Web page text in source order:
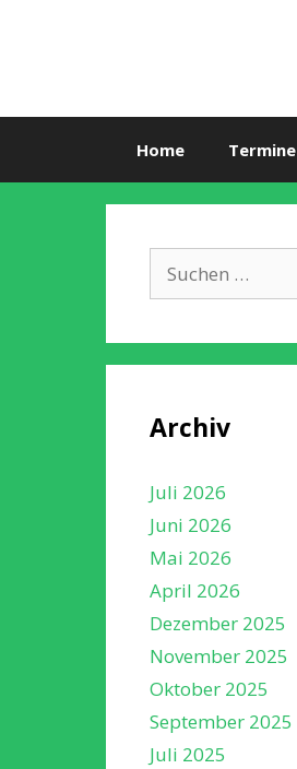
Home Termine
nach:
Archiv
Juli 2026
Juni 2026
Mai 2026
April 2026
Dezember 2025
November 2025
Oktober 2025
September 2025
Juli 2025